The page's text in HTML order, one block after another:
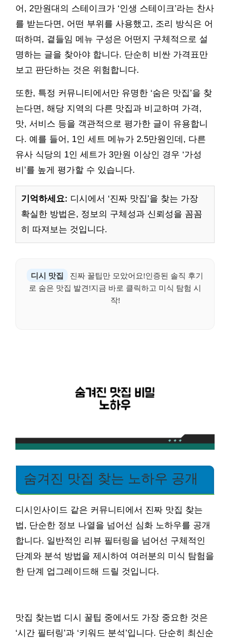
어, 2만원대의 스테이크가 ‘인생 스테이크’라는 찬사
를 받는다면, 어떤 부위를 사용했고, 조리 방식은 어
떠하며, 곁들임 메뉴 구성은 어떤지 구체적으로 설
명하는 글을 찾아야 합니다. 단순히 비싼 가격표만
보고 판단하는 것은 위험합니다.
또한, 특정 커뮤니티에서만 유명한 ‘숨은 맛집’을 찾
는다면, 해당 지역의 다른 맛집과 비교하며 가격,
맛, 서비스 등을 객관적으로 평가한 글이 유용합니
다. 예를 들어, 1인 세트 메뉴가 2.5만원인데, 다른
유사 식당의 1인 세트가 3만원 이상인 경우 ‘가성
비’를 높게 평가할 수 있습니다.
기억하세요: 디시에서 ‘진짜 맛집’을 찾는 가장
확실한 방법은, 정보의 구체성과 신뢰성을 꼼꼼
히 따져보는 것입니다.
디시 맛집
진짜 꿀팁만 모았어요!인증된 솔직 후기
로 숨은 맛집 발견!지금 바로 클릭하고 미식 탐험 시
작!
숨겨진 맛집 찾는 노하우 공개
디시인사이드 같은 커뮤니티에서 진짜 맛집 찾는
법, 단순한 정보 나열을 넘어선 심화 노하우를 공개
합니다. 일반적인 리뷰 필터링을 넘어선 구체적인
단계와 분석 방법을 제시하여 여러분의 미식 탐험을
한 단계 업그레이드해 드릴 것입니다.
맛집 찾는법 디시 꿀팁 중에서도 가장 중요한 것은
‘시간 필터링’과 ‘키워드 분석’입니다. 단순히 최신순